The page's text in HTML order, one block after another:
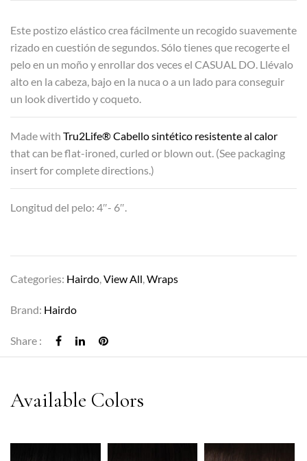
Este postizo elástico crea fácilmente un recogido suavemente
rizado en cuestión de segundos. Sólo tienes que recogerte el
pelo en un moño y enrollar dos veces el CASUAL DO. Llévalo
alto en la cabeza, bajo en la nuca o a un lado para conseguir
un look divertido y coqueto.
Made with Tru2Life® Cabello sintético resistente al calor
that can be flat-ironed, curled or blown out. (See packaging
insert for complete directions.)
Longitud del pelo: 4″- 6″.
Categories: Hairdo View All Wraps
Brand: Hairdo
Share :